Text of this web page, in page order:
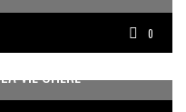
0
VIE CHÈRE